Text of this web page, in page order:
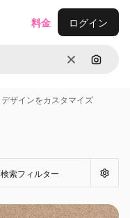
消去 画像で
料金 ログイン
デザインをカスタマイズ
検索フィルター